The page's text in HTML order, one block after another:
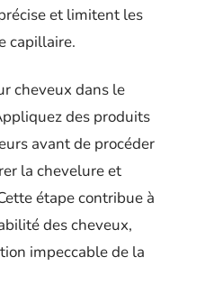
et limitent les
capillaire.
cheveux dans le
des produits
avant de procéder
la chevelure et
étape contribue à
des cheveux,
impeccable de la